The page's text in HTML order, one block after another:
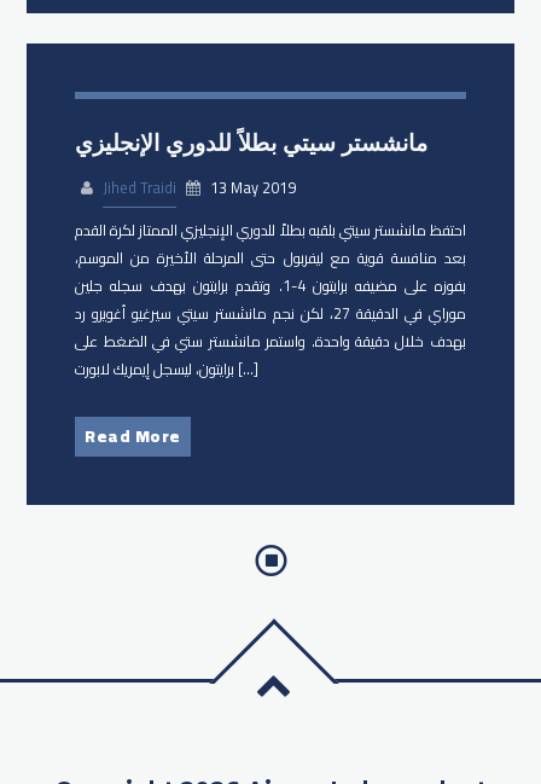
مانشستر سيتي بطلاً للدوري الإنجليزي
Jihed Traidi
13 May 2019
احتفظ مانشستر سيتي بلقبه بطلاً للدوري الإنجليزي الممتاز لكرة القدم
بعد منافسة قوية مع ليفربول حتى المرحلة الأخيرة من الموسم،
بفوزه على مضيفه برايتون 4-1. وتقدم برايتون بهدف سجله جلين
موراي في الدقيقة 27، لكن نجم مانشستر سيتي سيرغيو أغويرو رد
بهدف خلال دقيقة واحدة. واستمر مانشستر ستي في الضغط على
برايتون، ليسجل إيمريك لابورت […]
Read More